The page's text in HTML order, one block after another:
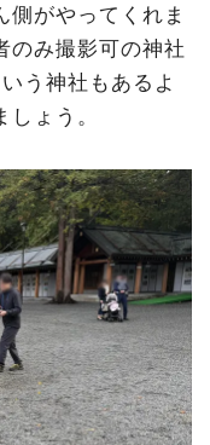
側がやってくれま
のみ撮影可の神社
う神社もあるよ
ょう。